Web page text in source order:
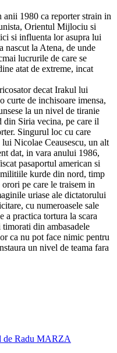
1980 ca reporter strain in
Orientul Mijlociu si
si influenta lor asupra lui
nascut la Atena, de unde
lucrurile de care se
atat de extreme, incat
decat Irakul lui
curte de inchisoare imensa,
la un nivel de tiranie
din Siria vecina, pe care il
Singurul loc cu care
Nicolae Ceausescu, un alt
dat, in vara anului 1986,
pasaportul american si
kurde din nord, timp
pe care le traisem in
uriase ale dictatorului
cu numeroasele sale
a practica tortura la scara
din ambasadele
ca nu pot face nimic pentru
un nivel de teama fara
de Radu MARZA